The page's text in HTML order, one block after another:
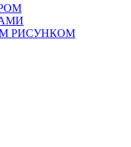
РИСУНКОМ